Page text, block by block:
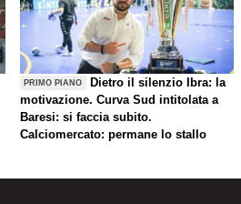
PRIMO PIANO
Dietro il silenzio Ibra: la
motivazione. Curva Sud intitolata a
Baresi: si faccia subito.
Calciomercato: permane lo stallo